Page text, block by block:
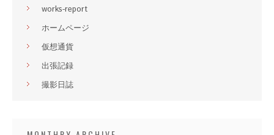
works-report
ホームページ
仮想通貨
出張記録
撮影日誌